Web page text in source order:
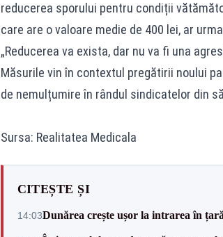
reducerea sporului pentru condiții
care are o valoare medie de 400 lei, ar
„Reducerea va exista, dar nu va fi una
Măsurile vin în contextul pregătirii noului
de nemulțumire în rândul sindicatelor din
Sursa: Realitatea Medicala
CITEȘTE ȘI
14:03Dunărea crește ușor la intrarea în